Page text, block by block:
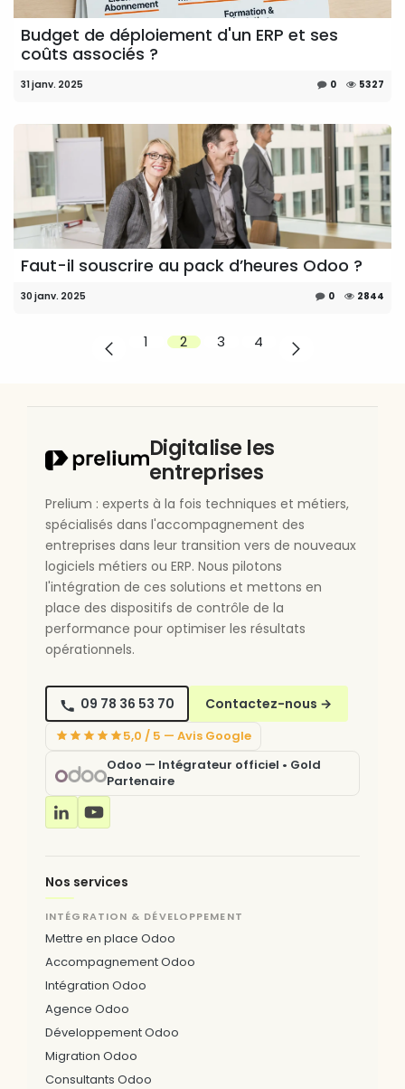
Budget de déploiement d'un ERP et ses
coûts associés ?
31 janv. 2025 0 5327
Faut-il souscrire au pack d’heures Odoo ?
30 janv. 2025 0 2844
1 2 3 4
Digitalise les
entreprises
Prelium : experts à la fois techniques et métiers,
spécialisés dans l'accompagnement des
entreprises dans leur transition vers de nouveaux
logiciels métiers ou ERP. Nous pilotons
l'intégration de ces solutions et mettons en
place des dispositifs de contrôle de la
performance pour optimiser les résultats
opérationnels.
09 78 36 53 70 Contactez-nous →
5,0 / 5 — Avis Google
Odoo — Intégrateur officiel • Gold
Partenaire
Nos services
INTÉGRATION & DÉVELOPPEMENT
Mettre en place Odoo
Accompagnement Odoo
Intégration Odoo
Agence Odoo
Développement Odoo
Migration Odoo
Consultants Odoo